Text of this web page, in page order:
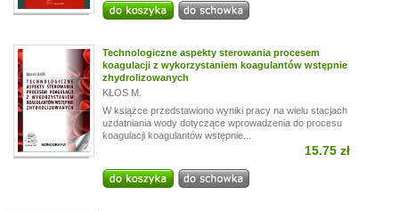
Technologiczne aspekty sterowania procesem
koagulacji z wykorzystaniem koagulantów wstępnie
zhydrolizowanych
KŁOS M.
W książce przedstawiono wyniki pracy na wielu stacjach
uzdatniania wody dotyczące wprowadzenia do procesu
koagulacji koagulantów wstępnie...
15.75 zł